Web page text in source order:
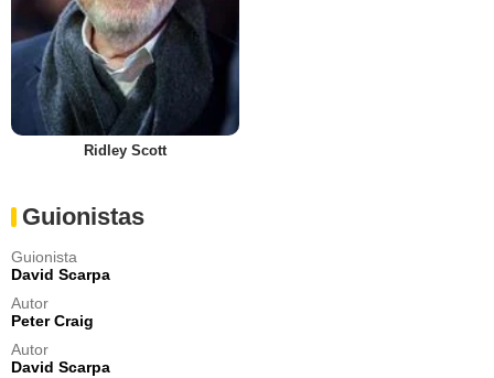
Ridley Scott
Guionistas
Guionista
David Scarpa
Autor
Peter Craig
Autor
David Scarpa